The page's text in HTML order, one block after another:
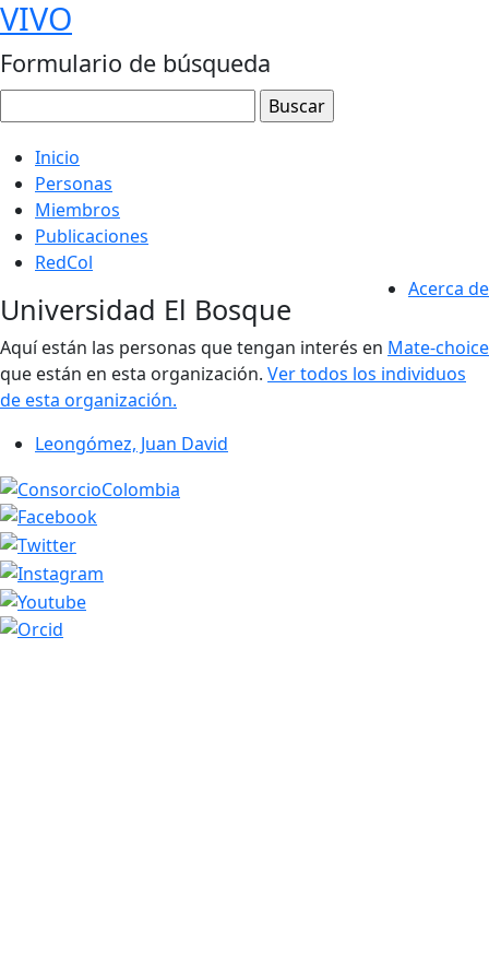
VIVO
Formulario de búsqueda
Inicio
Personas
Miembros
Publicaciones
RedCol
Acerca de
Universidad El Bosque
Aquí están las personas que tengan interés en Mate-choice
que están en esta organización. Ver todos los individuos
de esta organización.
Leongómez, Juan David